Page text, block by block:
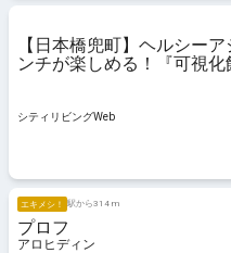
【日本橋兜町】ヘルシー
ンチが楽しめる！『可視化
シティリビングWeb
エキメシ！ 駅から314 m
プロフ
アロヒディン